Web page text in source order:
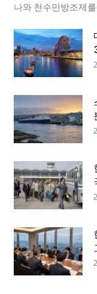
나와 천수만방조제